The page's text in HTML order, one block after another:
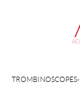
TROMBINOSCOPES